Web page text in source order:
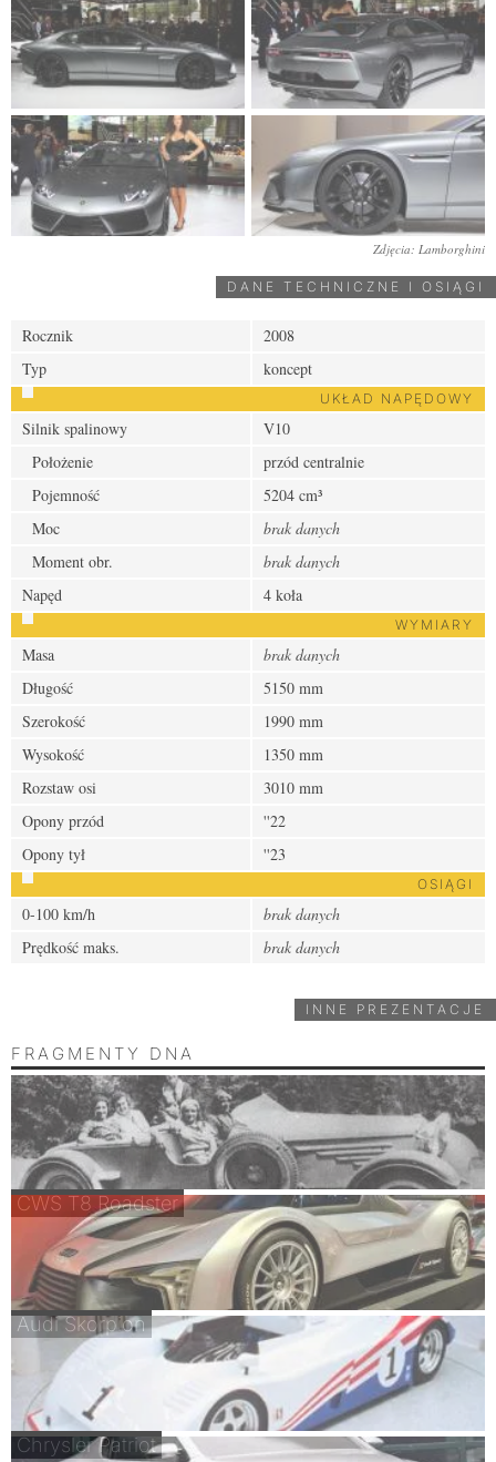
Zdjęcia: Lamborghini
DANE TECHNICZNE I OSIĄGI
Rocznik
2008
Typ
koncept
UKŁAD NAPĘDOWY
Silnik spalinowy
V10
Położenie
przód centralnie
Pojemność
5204 cm³
Moc
brak danych
Moment obr.
brak danych
Napęd
4 koła
WYMIARY
Masa
brak danych
Długość
5150 mm
Szerokość
1990 mm
Wysokość
1350 mm
Rozstaw osi
3010 mm
Opony przód
''22
Opony tył
''23
OSIĄGI
0-100 km/h
brak danych
Prędkość maks.
brak danych
INNE PREZENTACJE
FRAGMENTY DNA
CWS T8 Roadster
Audi Skorpion
Chrysler Patriot